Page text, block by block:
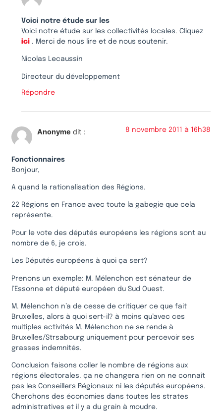
Voici notre étude sur les
Voici notre étude sur les collectivités locales. Cliquez
ici . Merci de nous lire et de nous soutenir.
Nicolas Lecaussin
Directeur du développement
Répondre
Anonyme dit : 8 novembre 2011 à 16h38
Fonctionnaires
Bonjour,
A quand la rationalisation des Régions.
22 Régions en France avec toute la gabegie que cela
représente.
Pour le vote des députés européens les régions sont au
nombre de 6, je crois.
Les Députés européens à quoi ça sert?
Prenons un exemple: M. Mélenchon est sénateur de
l’Essonne et député européen du Sud Ouest.
M. Mélenchon n’a de cesse de critiquer ce que fait
Bruxelles, alors à quoi sert-il? à moins qu’avec ces
multiples activités M. Mélenchon ne se rende à
Bruxelles/Strsabourg uniquement pour percevoir ses
grasses indemnités.
Conclusion faisons coller le nombre de régions aux
régions électorales. ça ne changera rien on ne connaît
pas les Conseillers Régionaux ni les députés européens.
Cherchons des économies dans toutes les strates
administratives et il y a du grain à moudre.